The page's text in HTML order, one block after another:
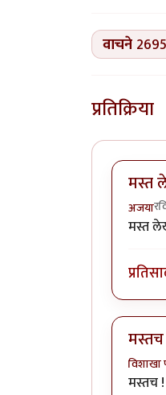
वाचने
प्रतिक्रिया
मस्त
अजया
मस्त
मस्तच
विशाखा
मस्तच !